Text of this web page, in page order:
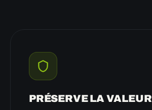
PRÉSERVE LA VALEUR